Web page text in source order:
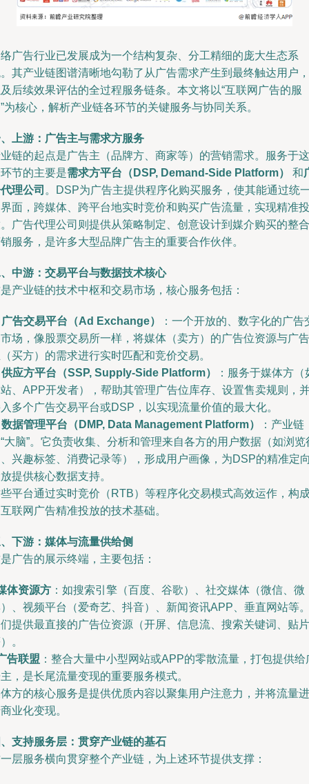
广告行业已发展成为一个结构复杂、分工精细的庞大生态系
其产业链图谱清晰地勾勒了从广告需求产生到最终触达用户，
后续效果评估的全过程服务链条。本文将以“互联网广告的服
为核心，解析产业链各环节的关键服务与协同关系。
上游：广告主与需求方服务
链的起点是广告主（品牌方、商家等）的营销需求。服务于这
节的主要是需求方平台（DSP, Demand-Side Platform） 和
理公司 。DSP为广告主提供程序化购买服务，使其能通过统
面，跨媒体、跨平台地实时竞价和购买广告流量，实现精准投
广告代理公司则提供从策略制定、创意设计到媒介购买的整合
服务，是许多大型品牌广告主的重要合作伙伴。
中游：交易平台与数据技术核心
产业链的技术中枢和交易市场，核心服务包括：
广告交易平台（Ad Exchange）
：一个开放的、数字化的广告
场，像股票交易所一样，将媒体（卖方）的广告位资源与广告
买方）的需求进行实时匹配和竞价交易。
供应方平台（SSP, Supply-Side Platform）
：服务于媒体方（
、APP开发者），帮助其管理广告位库存、设置售卖规则，
多个广告交易平台或DSP，以实现流量价值的最大化。
数据管理平台（DMP, Data Management Platform）
：产业链
大脑”。它负责收集、分析和管理来自各方的用户数据（如浏览
兴趣标签、消费记录等），形成用户画像，为DSP的精准定
提供核心数据支持。
平台通过实时竞价（RTB）等程序化交易模式高效运作，构
联网广告精准投放的技术基础。
下游：媒体与流量供给侧
广告的展示终端，主要包括：
体资源方 ：如搜索引擎（百度、谷歌）、社交媒体（微信、微
、视频平台（爱奇艺、抖音）、新闻资讯APP、垂直网站等
提供最直接的广告位资源（开屏、信息流、搜索关键词、贴片
。
告联盟 ：整合大量中小型网站或APP的零散流量，打包提供给
，是长尾流量变现的重要服务模式。
方的核心服务是提供优质内容以聚集用户注意力，并将流量进
业化变现。
支持服务层：贯穿产业链的基石
层服务横向贯穿整个产业链，为上述环节提供支撑：